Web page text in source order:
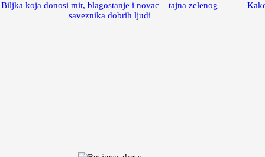
Biljka koja donosi mir, blagostanje i novac – tajna zelenog
saveznika dobrih ljudi